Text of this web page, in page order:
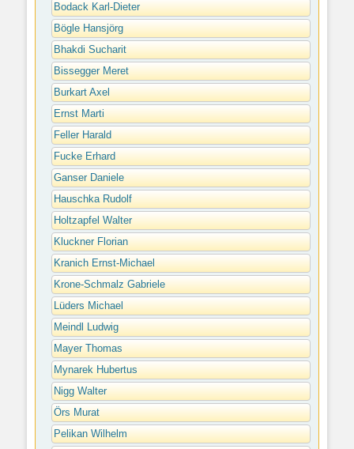
Bodack Karl-Dieter
Bögle Hansjörg
Bhakdi Sucharit
Bissegger Meret
Burkart Axel
Ernst Marti
Feller Harald
Fucke Erhard
Ganser Daniele
Hauschka Rudolf
Holtzapfel Walter
Kluckner Florian
Kranich Ernst-Michael
Krone-Schmalz Gabriele
Lüders Michael
Meindl Ludwig
Mayer Thomas
Mynarek Hubertus
Nigg Walter
Örs Murat
Pelikan Wilhelm